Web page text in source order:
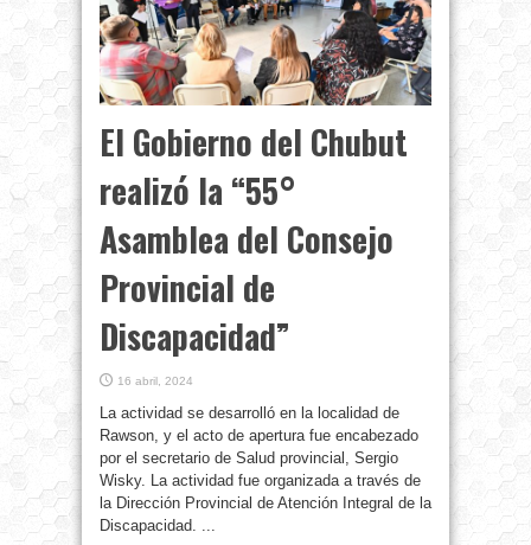
El Gobierno del Chubut
realizó la “55°
Asamblea del Consejo
Provincial de
Discapacidad”
16 abril, 2024
La actividad se desarrolló en la localidad de
Rawson, y el acto de apertura fue encabezado
por el secretario de Salud provincial, Sergio
Wisky. La actividad fue organizada a través de
la Dirección Provincial de Atención Integral de la
Discapacidad. ...